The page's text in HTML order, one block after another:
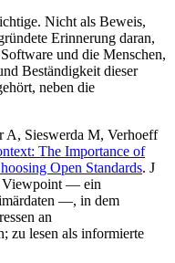
Nicht als Beweis,
Erinnerung daran,
und die Menschen,
Beständigkeit dieser
neben die
A, Sieswerda M, Verhoeff
The Importance of
Open Standards. J
Viewpoint — ein
—, in dem
an
zu lesen als informierte